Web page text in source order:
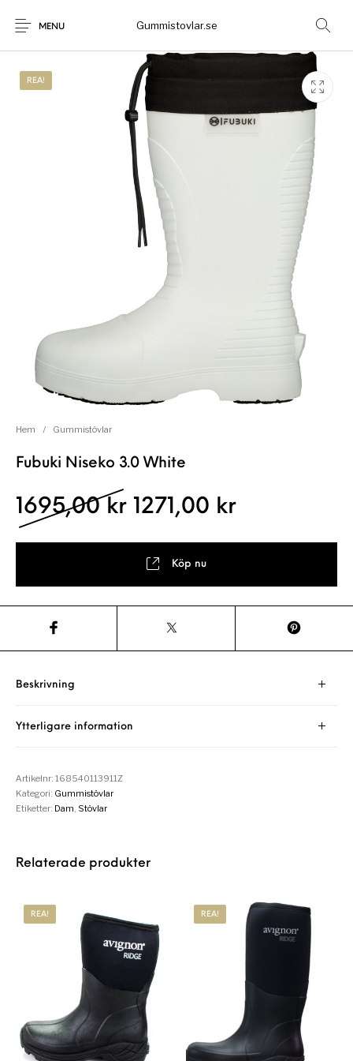
MENU Gummistovlar.se
Rea!
Okategoriserad
REA!
Hem / Gummistövlar
Fubuki Niseko 3.0 White
1695,00 kr Det ursprungliga
1271,00 krDet
Köp nu
Beskrivning
Ytterligare information
Artikelnr:168540113911Z
Kategori: Gummistövlar
Etiketter: Dam Stövlar
Relaterade produkter
REA! REA!